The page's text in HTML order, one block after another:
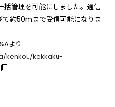
括管理を可能にしました。通信
約50mまで受信可能になりま
より
kenkou/kekkaku-